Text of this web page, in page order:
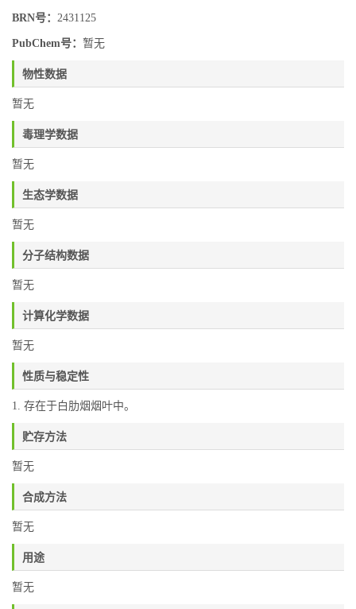
BRN号： 2431125
PubChem号： 暂无
物性数据
暂无
毒理学数据
暂无
生态学数据
暂无
分子结构数据
暂无
计算化学数据
暂无
性质与稳定性
1. 存在于白肋烟烟叶中。
贮存方法
暂无
合成方法
暂无
用途
暂无